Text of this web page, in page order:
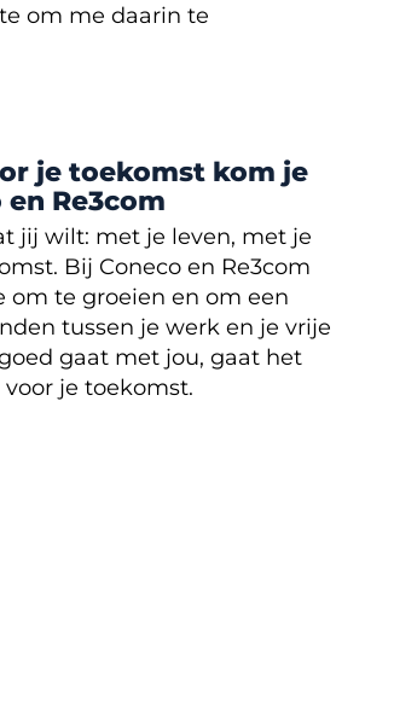
om me daarin te
je toekomst kom je
Re3com
jij wilt: met je leven, met je
Bij Coneco en Re3com
om te groeien en om een
tussen je werk en je vrije
gaat met jou, gaat het
je toekomst.